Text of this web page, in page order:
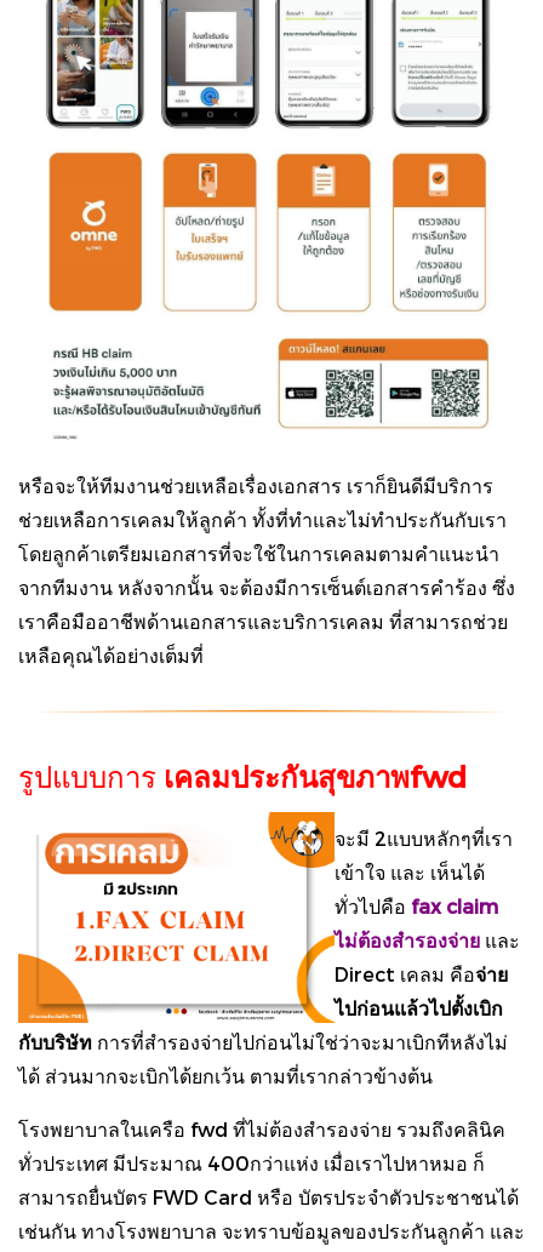
หรือจะให้ทีมงานช่วยเหลือเรื่องเอกสาร เราก็ยินดีมีบริการ
ช่วยเหลือการเคลมให้ลูกค้า ทั้งที่ทำและไม่ทำประกันกับเรา
โดยลูกค้าเตรียมเอกสารที่จะใช้ในการเคลมตามคำแนะนำ
จากทีมงาน หลังจากนั้น จะต้องมีการเซ็นต์เอกสารคำร้อง ซึ่ง
เราคือมืออาชีพด้านเอกสารและบริการเคลม ที่สามารถช่วย
เหลือคุณได้อย่างเต็มที่
รูปแบบการ เคลมประกันสุขภาพfwd
จะมี 2แบบหลักๆที่เรา
เข้าใจ และ เห็นได้
ทั่วไปคือ fax claim
ไม่ต้องสำรองจ่าย และ
Direct เคลม คือจ่าย
ไปก่อนแล้วไปตั้งเบิก
กับบริษัท การที่สำรองจ่ายไปก่อนไม่ใช่ว่าจะมาเบิกทีหลังไม่
ได้ ส่วนมากจะเบิกได้ยกเว้น ตามที่เรากล่าวข้างต้น
โรงพยาบาลในเครือ fwd ที่ไม่ต้องสำรองจ่าย รวมถึงคลินิค
ทั่วประเทศ มีประมาณ 400กว่าแห่ง เมื่อเราไปหาหมอ ก็
สามารถยื่นบัตร FWD Card หรือ บัตรประจำตัวประชาชนได้
เช่นกัน ทางโรงพยาบาล จะทราบข้อมูลของประกันลูกค้า และ